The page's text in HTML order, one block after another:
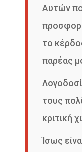
Αυτών
το
παρέας
τους
κριτική
Ίσως